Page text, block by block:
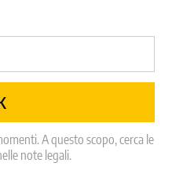
A questo scopo, cerca le
note legali.